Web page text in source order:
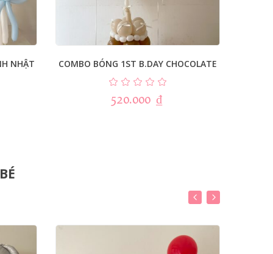
NHẬT COMBO BÓNG 1ST B.DAY CHOCOLATE
520.000 ₫